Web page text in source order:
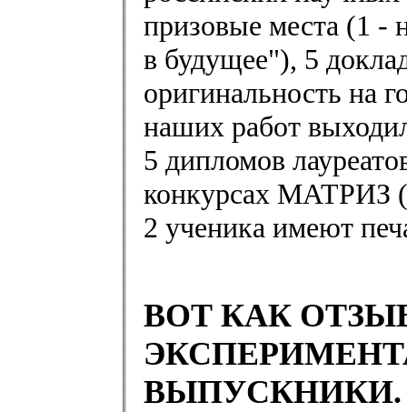
призовые места (1 -
в будущее"), 5
оригинальность на
наших работ
5 дипломов
конкурсах МАТРИЗ
2 ученика имеют
ВОТ КАК
ВЫПУСКНИКИ.